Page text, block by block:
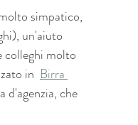
simpatico,
un'aiuto
colleghi molto
in Birra
d'agenzia, che